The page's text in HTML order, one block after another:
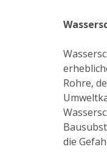
Rohre,
die